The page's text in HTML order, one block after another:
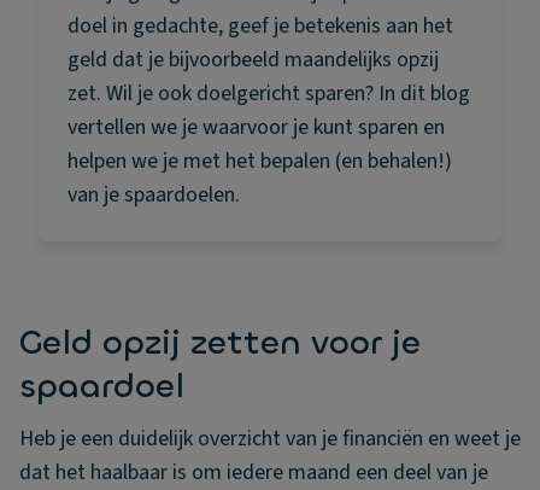
doel in gedachte, geef je betekenis aan het
geld dat je bijvoorbeeld maandelijks opzij
zet. Wil je ook doelgericht sparen? In dit blog
vertellen we je waarvoor je kunt sparen en
helpen we je met het bepalen (en behalen!)
van je spaardoelen.
Geld opzij zetten voor je
spaardoel
Heb je een duidelijk overzicht van je financiën en weet je
dat het haalbaar is om iedere maand een deel van je